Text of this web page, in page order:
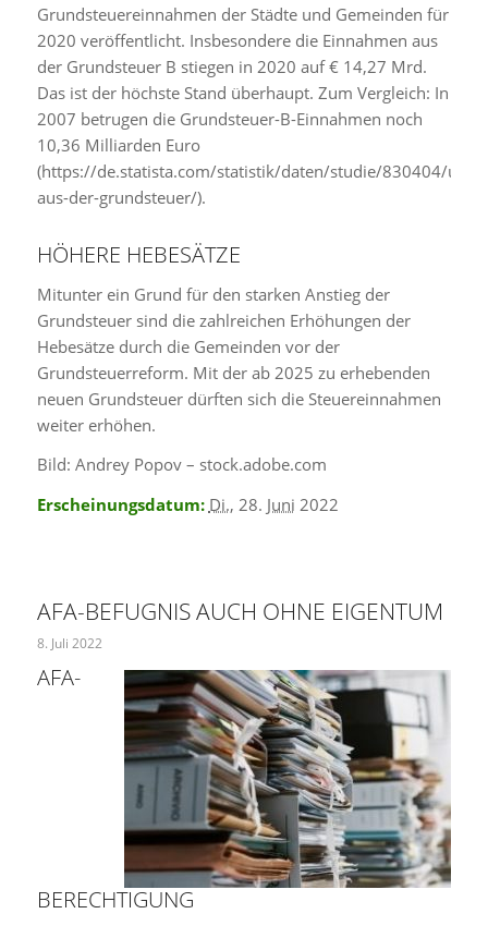
Grundsteuereinnahmen der Städte und Gemeinden für
2020 veröffentlicht. Insbesondere die Einnahmen aus
der Grundsteuer B stiegen in 2020 auf € 14,27 Mrd.
Das ist der höchste Stand überhaupt. Zum Vergleich: In
2007 betrugen die Grundsteuer-B-Einnahmen noch
10,36 Milliarden Euro
(https://de.statista.com/statistik/daten/studie/830404/
aus-der-grundsteuer/).
HÖHERE HEBESÄTZE
Mitunter ein Grund für den starken Anstieg der
Grundsteuer sind die zahlreichen Erhöhungen der
Hebesätze durch die Gemeinden vor der
Grundsteuerreform. Mit der ab 2025 zu erhebenden
neuen Grundsteuer dürften sich die Steuereinnahmen
weiter erhöhen.
Bild: Andrey Popov – stock.adobe.com
Erscheinungsdatum: Di., 28. Juni 2022
AFA-BEFUGNIS AUCH OHNE EIGENTUM
8. Juli 2022
AFA-
BERECHTIGUNG